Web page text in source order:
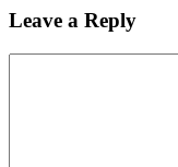
Leave a Reply